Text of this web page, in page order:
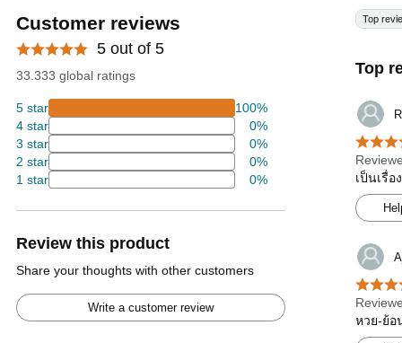
Customer reviews
5 out of 5
33.333 global ratings
5 star
100%
4 star
0%
3 star
0%
2 star
0%
1 star
0%
Review this product
Share your thoughts with other customers
Write a customer review
Top
Top
เป็นเรื่
หวย-ย้อ